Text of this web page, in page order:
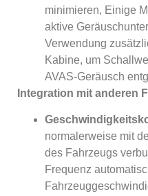
minimieren, Einige
aktive
Verwendung
Kabine, um
AVAS-Geräusch
Integration mit anderen
normalerweise mit
des Fahrzeugs
Frequenz